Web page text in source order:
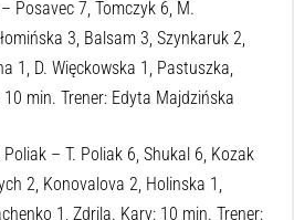
Posavec 7, Tomczyk 6, M.
3, Balsam 3, Szynkaruk 2,
1, D. Więckowska 1, Pastuszka,
10 min. Trener: Edyta Majdzińska
– T. Poliak 6, Shukal 6, Kozak
2, Konovalova 2, Holinska 1,
1, Zdrila. Kary: 10 min. Trener: